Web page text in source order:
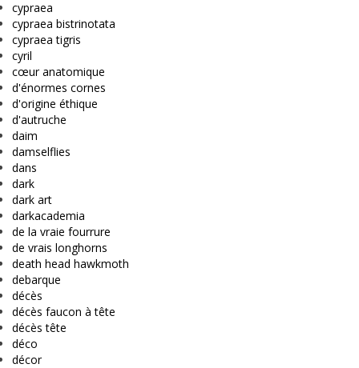
cypraea
cypraea bistrinotata
cypraea tigris
cyril
cœur anatomique
d'énormes cornes
d'origine éthique
d'autruche
daim
damselflies
dans
dark
dark art
darkacademia
de la vraie fourrure
de vrais longhorns
death head hawkmoth
debarque
décès
décès faucon à tête
décès tête
déco
décor